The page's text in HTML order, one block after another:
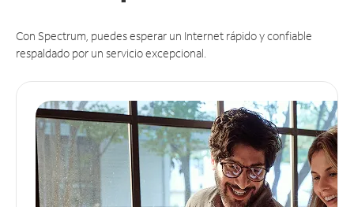
Con Spectrum, puedes esperar un Internet rápido y confiable
respaldado por un servicio excepcional.